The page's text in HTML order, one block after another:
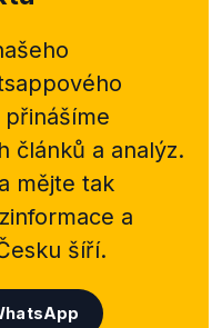
článků a analýz.
mějte tak
a
šíří.